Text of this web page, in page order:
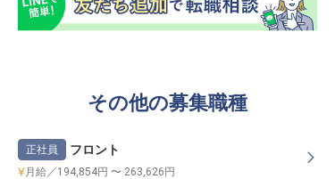
その他の募集職種
正社員 フロント
月給／194,854円 〜 263,626円